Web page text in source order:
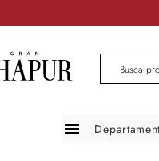
Busca